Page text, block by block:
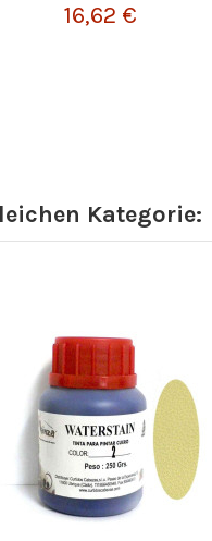
16,62 €
Kategorie: